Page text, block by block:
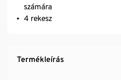
számára
4 rekesz
Termékleírás